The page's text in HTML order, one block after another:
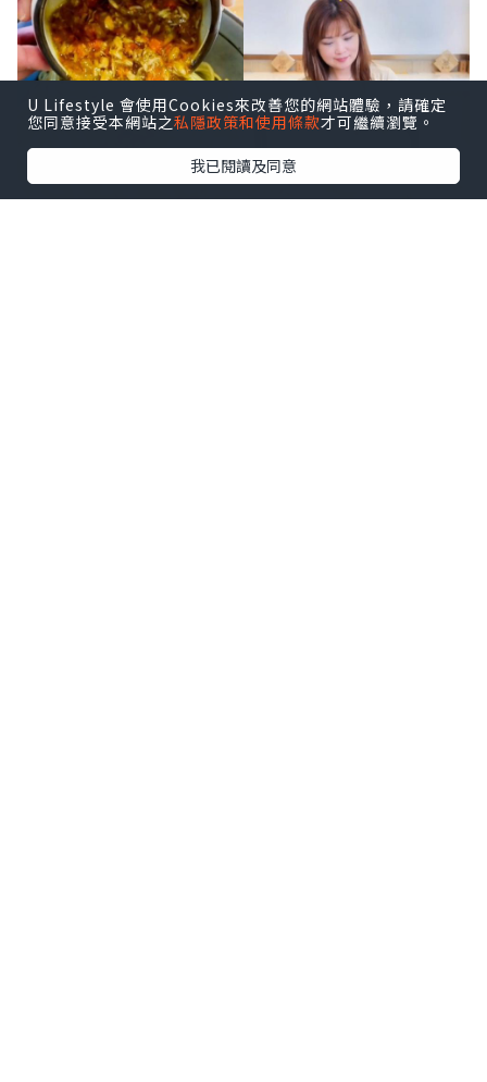
U Lifestyle 會使用Cookies來改善您的網站體驗，請確定
您同意接受本網站之私隱政策和使用條款才可繼續瀏覽。
我已閱讀及同意